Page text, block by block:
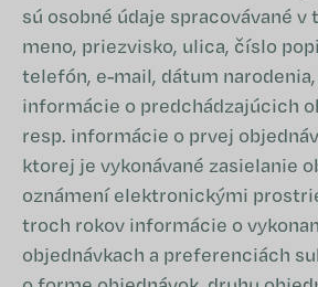
sú osobné údaje spracovávané v
meno, priezvisko, ulica, číslo
telefón, e-mail, dátum
informácie o predchádzajúcich
resp. informácie o prvej
ktorej je vykonávané zasielanie
oznámení elektronickými
troch rokov informácie o
objednávkach a preferenciách